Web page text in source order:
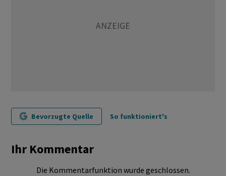
Bevorzugte Quelle So funktioniert's
Ihr Kommentar
Die Kommentarfunktion wurde geschlossen.